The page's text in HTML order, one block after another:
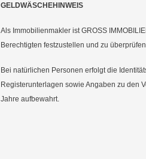
GELDWÄSCHEHINWEIS
Als Immobilienmakler ist GROSS
Berechtigten festzustellen und zu
Bei natürlichen Personen erfolgt die
Registerunterlagen sowie Angaben zu den
Jahre aufbewahrt.